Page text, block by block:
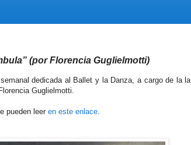
(por Florencia Guglielmotti)
dedicada al Ballet y la Danza, a cargo de la
Guglielmotti.
pueden leer en este enlace.